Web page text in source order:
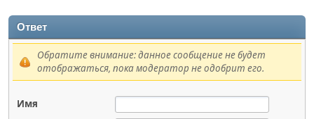
Ответ
Обратите внимание: данное сообщение не будет
отображаться, пока модератор не одобрит его.
Имя